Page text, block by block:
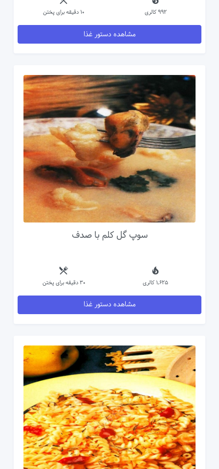
992 کالری 10 دقیقه برای پختن
مشاهده دستور غذا
سوپ گل کلم با صدف
1,625 کالری 30 دقیقه برای پختن
مشاهده دستور غذا